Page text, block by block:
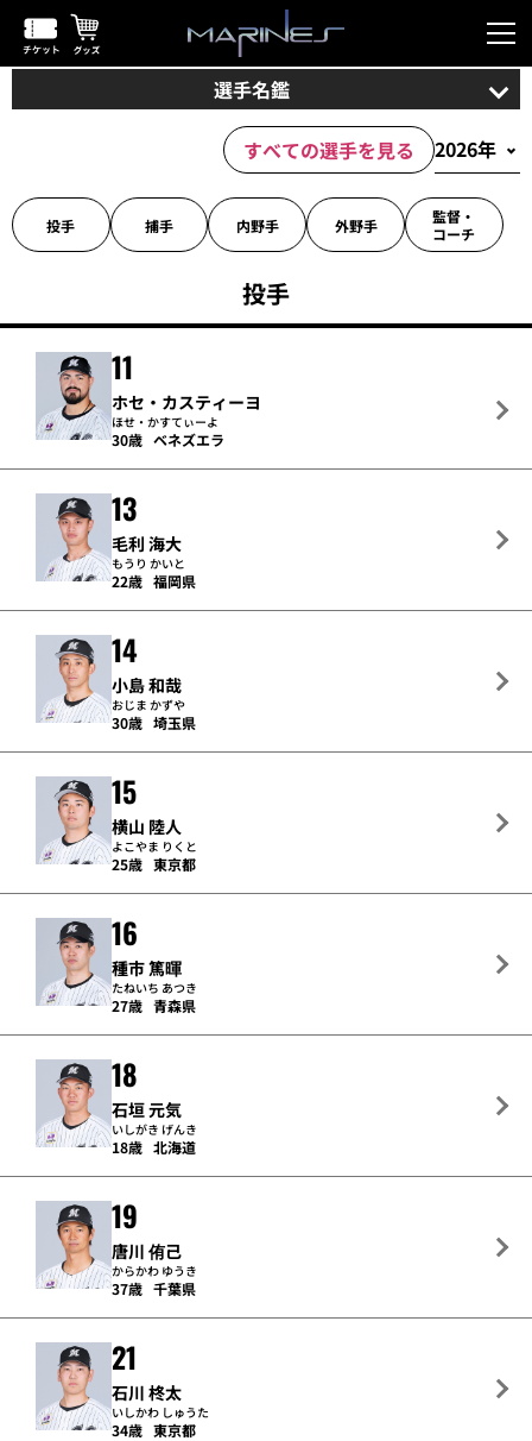
選手名鑑
すべての選手を見る
投手 捕手 内野手 外野手
監督・
コーチ
投手
11
ホセ・カスティーヨ
ほせ・かすてぃーよ
30歳 ベネズエラ
13
毛利 海大
もうり かいと
22歳 福岡県
14
小島 和哉
おじま かずや
30歳 埼玉県
15
横山 陸人
よこやま りくと
25歳 東京都
16
種市 篤暉
たねいち あつき
27歳 青森県
18
石垣 元気
いしがき げんき
18歳 北海道
19
唐川 侑己
からかわ ゆうき
37歳 千葉県
21
石川 柊太
いしかわ しゅうた
34歳 東京都